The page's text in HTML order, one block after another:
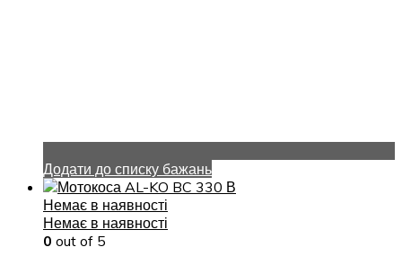
Додати до списку бажань
Немає в наявності
Немає в наявності
0 out of 5